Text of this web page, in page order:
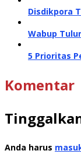
Disdikpora
Wabup
5 Prioritas
Komentar
Anda harus